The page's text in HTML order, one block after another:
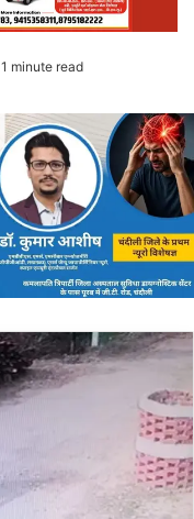
1 minute read